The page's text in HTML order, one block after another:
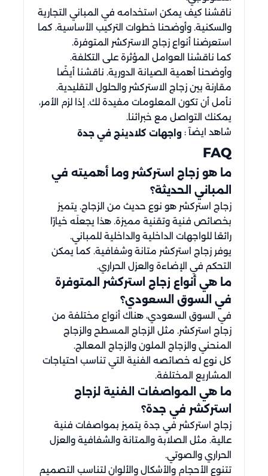
ناقشنا كيف يمكن استخدامه في المباني التجارية
والسكنية. وأوضحنا خطوات التركيب الأساسية. كما
استعرضنا أنواع زجاج الاستركشر المتوفرة.
كما ناقشنا العوامل المؤثرة على التكلفة.
وأوضحنا أهمية الصيانة الدورية. ناقشنا أيضًا
مقارنة بين زجاج الاستركشر والحلول التقليدية.
نأمل أن تكون المعلومات مفيدة لك. إذا لزم الأمر،
يمكنك التواصل مع خبرائنا.
شاهد ايضآ : واجهات كلادينج في جدة
FAQ
ما هو زجاج استركشر وما أهميته في
المباني الحديثة؟
زجاج استركشر هو نوع حديث من الزجاج. يتميز
بخصائص فنية وتقنية مميزة. هذا يجعلَه خيارًا
رائعًا للواجهات الداخلية والداخلية للمباني.
يوفر زجاج استركشر متانة وشفافية. كما يمكن
التحكم في الإضاءة والعزل الحراري.
ما هي أنواع زجاج استركشر المتوفرة
في السوق السعودي؟
في السوق السعودي، هناك أنواع مختلفة من
زجاج استركشر. مثل الزجاج المسطح والزجاج
المنحني والزجاج الملون والزجاج المعالج.
كل نوع له خصائصه الفنية التي تناسب احتياجات
المشاريع المختلفة.
ما هي المواصفات الفنية لزجاج
استركشر في جدة؟
زجاج استركشر في جدة يتميز بمواصفات فنية
عالية. مثل الصلابة والمتانة والشفافية والعزل
الحراري والصوتي.
تتنوع الأحجام والأشكال والألوان لتناسب التصميم